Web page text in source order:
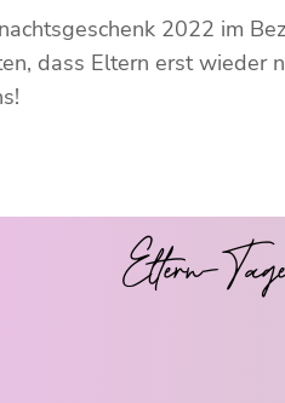
2022 im
dass Eltern erst wieder
Eltern-